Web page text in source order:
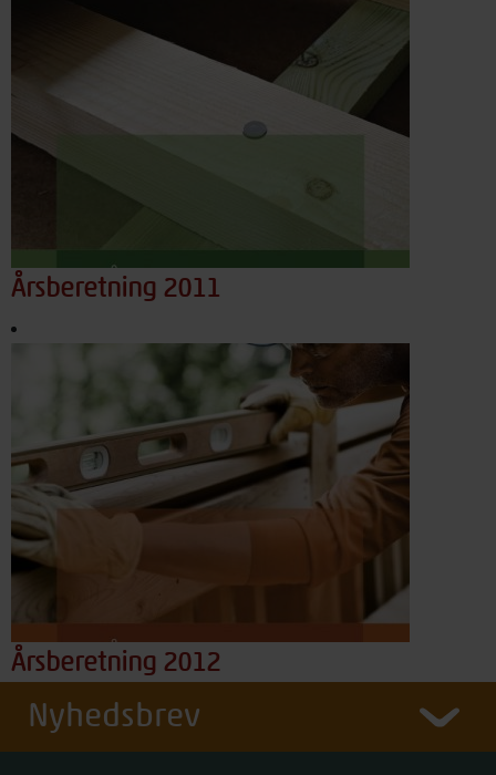
Årsberetning 2011
Årsberetning 2012
Nyhedsbrev